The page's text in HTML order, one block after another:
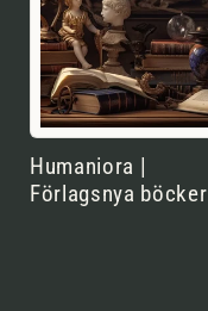
Humaniora |
Förlagsnya böcker